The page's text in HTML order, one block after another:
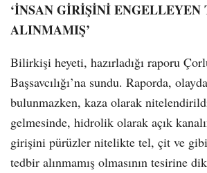
‘İNSAN GİRİŞİNİ ENGELLEYEN
ALINMAMIŞ’
Bilirkişi heyeti, hazırladığı raporu
Başsavcılığı’na sundu. Raporda,
bulunmazken, kaza olarak
gelmesinde, hidrolik olarak açık
girişini pürüzler nitelikte tel, çit ve
tedbir alınmamış olmasının tesirine